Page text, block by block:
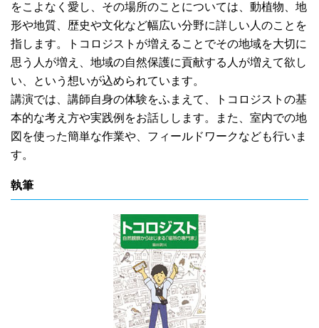
をこよなく愛し、その場所のことについては、動植物、地
形や地質、歴史や文化など幅広い分野に詳しい人のことを
指します。トコロジストが増えることでその地域を大切に
思う人が増え、地域の自然保護に貢献する人が増えて欲し
い、という想いが込められています。
講演では、講師自身の体験をふまえて、トコロジストの基
本的な考え方や実践例をお話しします。また、室内での地
図を使った簡単な作業や、フィールドワークなども行いま
す。
執筆